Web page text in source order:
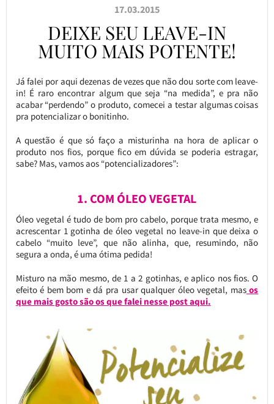
17.03.2015
DEIXE SEU LEAVE-IN
MUITO MAIS POTENTE!
Já falei por aqui dezenas de vezes que não dou sorte com leave-
in! É raro encontrar algum que seja “na medida”, e pra não
acabar “perdendo” o produto, comecei a testar algumas coisas
pra potencializar o bonitinho.
A questão é que só faço a misturinha na hora de aplicar o
produto nos fios, porque fico em dúvida se poderia estragar,
sabe? Mas, vamos aos “potencializadores”:
1. COM ÓLEO VEGETAL
Óleo vegetal é tudo de bom pro cabelo, porque trata mesmo, e
acrescentar 1 gotinha de óleo vegetal no leave-in que deixa o
cabelo “muito leve”, que não alinha, que, resumindo, não
segura a onda, é uma ótima pedida!
Misturo na mão mesmo, de 1 a 2 gotinhas, e aplico nos fios. O
efeito é bem bom e dá pra usar qualquer óleo vegetal, masos
que mais gosto são os que falei nesse post aqui.